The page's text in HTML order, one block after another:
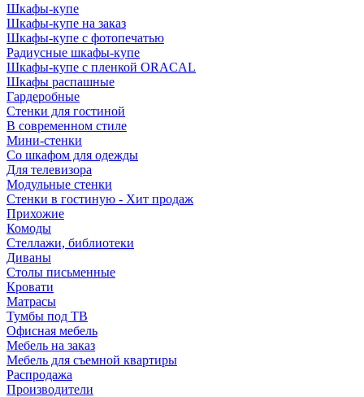
Шкафы-купе
Шкафы-купе на заказ
Шкафы-купе с фотопечатью
Радиусные шкафы-купе
Шкафы-купе с пленкой ORACAL
Шкафы распашные
Гардеробные
Стенки для гостиной
В современном стиле
Мини-стенки
Со шкафом для одежды
Для телевизора
Модульные стенки
Стенки в гостиную - Хит продаж
Прихожие
Комоды
Стеллажи, библиотеки
Диваны
Столы письменные
Кровати
Матрасы
Тумбы под ТВ
Офисная мебель
Мебель на заказ
Мебель для съемной квартиры
Распродажа
Производители